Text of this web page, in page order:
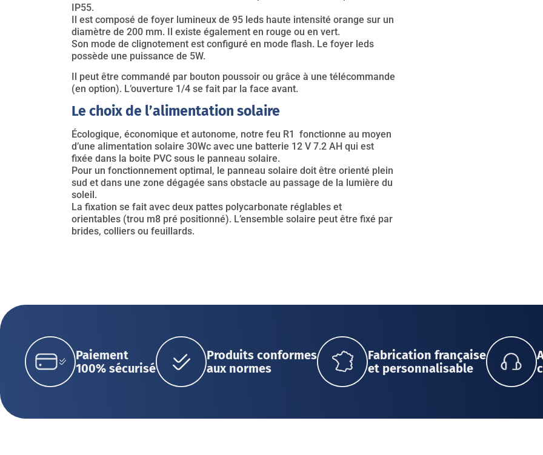
IP55.
Il est composé de foyer lumineux de 95 leds haute intensité orange sur un
diamètre de 200 mm. Il existe également en rouge ou en vert.
Son mode de clignotement est configuré en mode flash. Le foyer leds
possède une puissance de 5W.
Il peut être commandé par bouton poussoir ou grâce à une télécommande
(en option). L’ouverture 1/4 se fait par la face avant.
Le choix de l’alimentation solaire
Écologique, économique et autonome, notre feu R1 fonctionne au moyen
d’une alimentation solaire 30Wc avec une batterie 12 V 7.2 AH qui est
fixée dans la boite PVC sous le panneau solaire.
Pour un fonctionnement optimal, le panneau solaire doit être orienté plein
sud et dans une zone dégagée sans obstacle au passage de la lumière du
soleil.
La fixation se fait avec deux pattes polycarbonate réglables et
orientables (trou m8 pré positionné). L’ensemble solaire peut être fixé par
brides, colliers ou feuillards.
Paiement
100% sécurisé
Produits conformes
aux normes
Fabrication française
et personnalisable